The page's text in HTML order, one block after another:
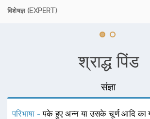
विशेषज्ञ (EXPERT)
श्राद्ध पिंड
संज्ञा
परिभाषा -पके हुए अन्न या उसके चूर्ण आदि का